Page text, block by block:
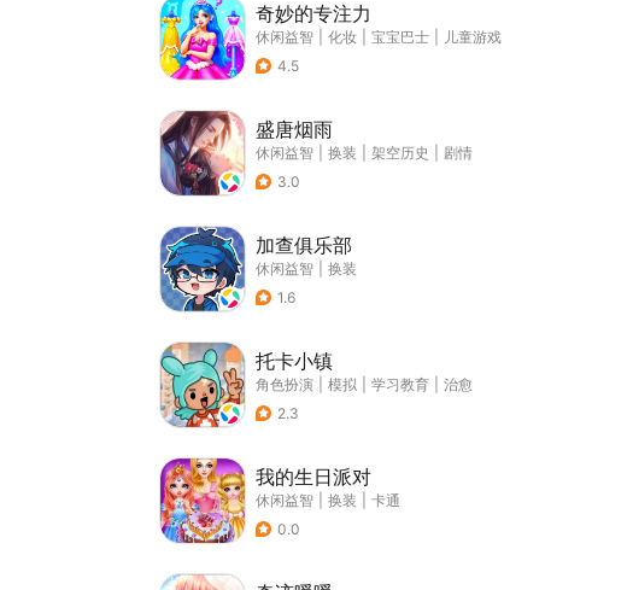
奇妙的专注力
休闲益智 化妆 宝宝巴士
儿童游戏
4.5
盛唐烟雨
休闲益智 换装 架空历史
剧情
3.0
加查俱乐部
休闲益智
换装
1.6
托卡小镇
角色扮演 模拟 学习教育
治愈
2.3
我的生日派对
休闲益智 换装
卡通
0.0